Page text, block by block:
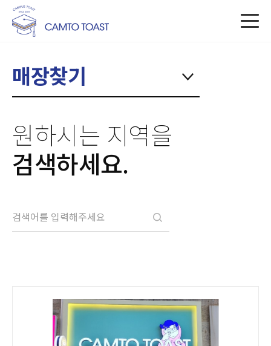
매장찾기
원하시는 지역을
검색하세요.